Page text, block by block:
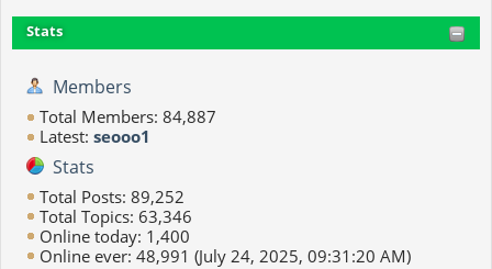
Stats
Members
Total Members: 84,887
Latest: seooo1
Stats
Total Posts: 89,252
Total Topics: 63,346
Online today: 1,400
Online ever: 48,991 (July 24, 2025, 09:31:20 AM)